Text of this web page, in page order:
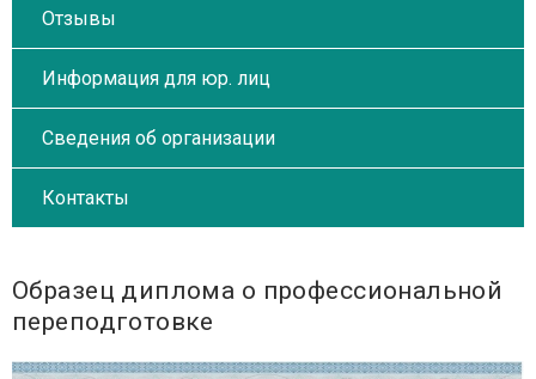
Отзывы
Информация для юр. лиц
Сведения об организации
Контакты
Образец диплома о профессиональной
переподготовке